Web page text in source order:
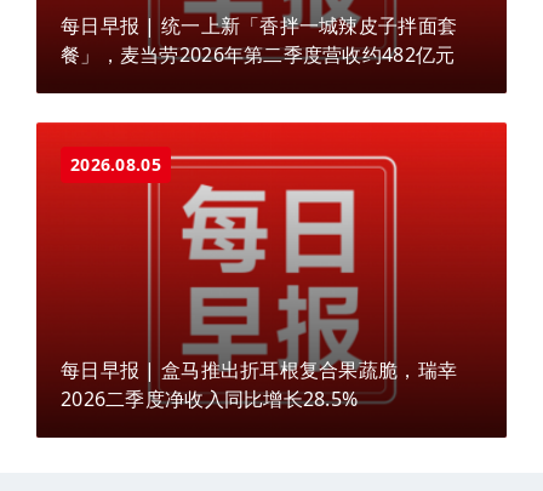
每日早报 | 统一上新「香拌一城辣皮子拌面套
餐」，麦当劳2026年第二季度营收约482亿元
2026.08.05
每日早报 | 盒马推出折耳根复合果蔬脆，瑞幸
2026二季度净收入同比增长28.5%